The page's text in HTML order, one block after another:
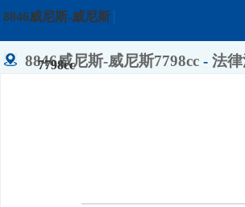
8846威尼斯-威尼斯
7798cc
8846威尼斯-威尼斯7798cc - 法